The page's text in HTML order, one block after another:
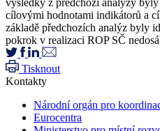
cílovými hodnotami indikátorů a
základě předchozích analýz byly
pokrok v realizaci ROP SČ
Tisknout
Kontakty
Národní orgán pro
Eurocentra